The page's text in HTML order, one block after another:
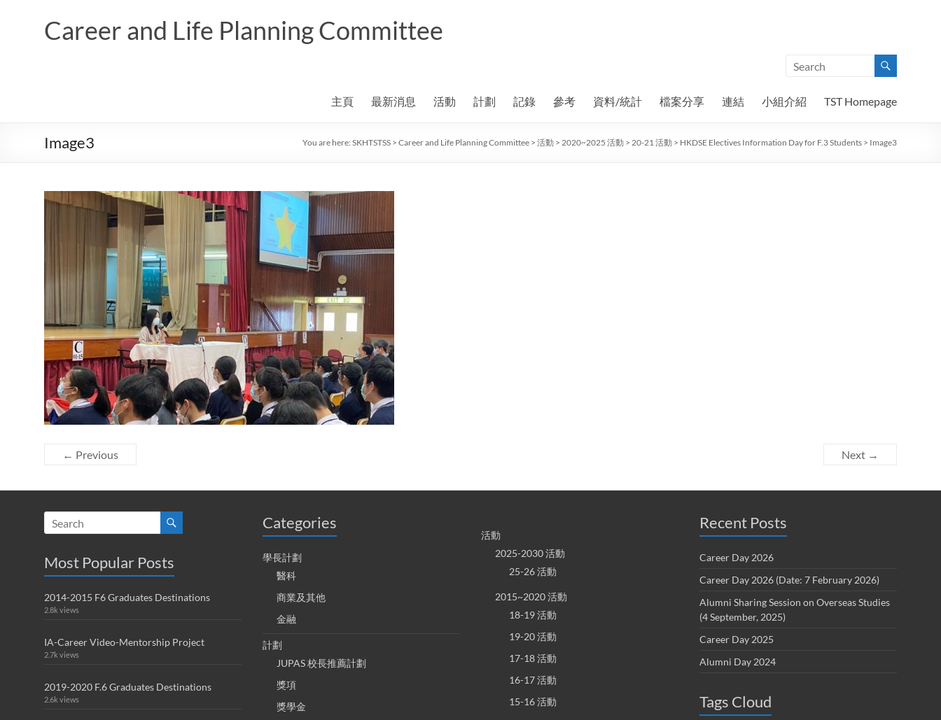
Career and Life Planning Committee
主頁 最新消息 活動 計劃 記錄 參考 資料/統計 檔案分享 連結 小組介紹 TST Homepage
Image3 You are here: SKHTSTSS > Career and Life Planning Committee > 活動 > 2020~2025 活動 > 20-21 活動 > HKDSE Electives Information Day for F.3 Students > Image3
← Previous Next →
Most Popular Posts
2014-2015 F6 Graduates Destinations
2.8k views
IA-Career Video-Mentorship Project
2.7k views
2019-2020 F.6 Graduates Destinations
2.6k views
Categories
學長計劃
醫科
商業及其他
金融
計劃
JUPAS 校長推薦計劃
獎項
獎學金
活動
2025-2030 活動
25-26 活動
2015~2020 活動
18-19 活動
19-20 活動
17-18 活動
16-17 活動
15-16 活動
Recent Posts
Career Day 2026
Career Day 2026 (Date: 7 February 2026)
Alumni Sharing Session on Overseas Studies
(4 September, 2025)
Career Day 2025
Alumni Day 2024
Tags Cloud